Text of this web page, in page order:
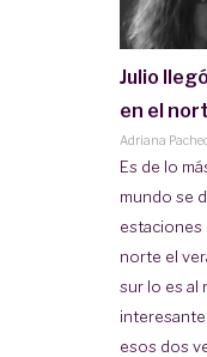
Julio
en el
Adriana
Es de lo
mundo se
estaciones
norte el
sur lo es al
esos dos